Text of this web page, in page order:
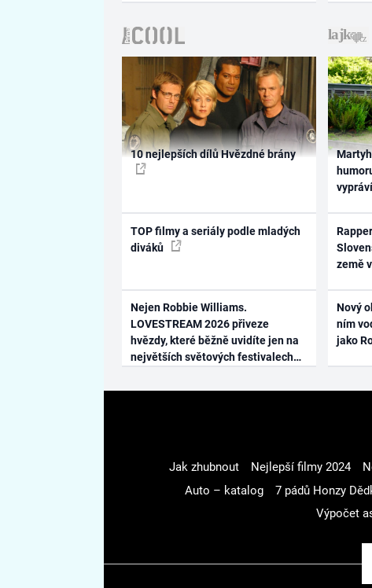
10 nejlepších dílů Hvězdné brány
TOP filmy a seriály podle mladých
diváků
Nejen Robbie Williams.
LOVESTREAM 2026 přiveze
hvězdy, které běžně uvidíte jen na
největších světových festivalech
země
Nový
ním
jako
Jak zhubnout Nejlepší filmy 2024
Auto – katalog
7 pádů Honzy
Výpočet